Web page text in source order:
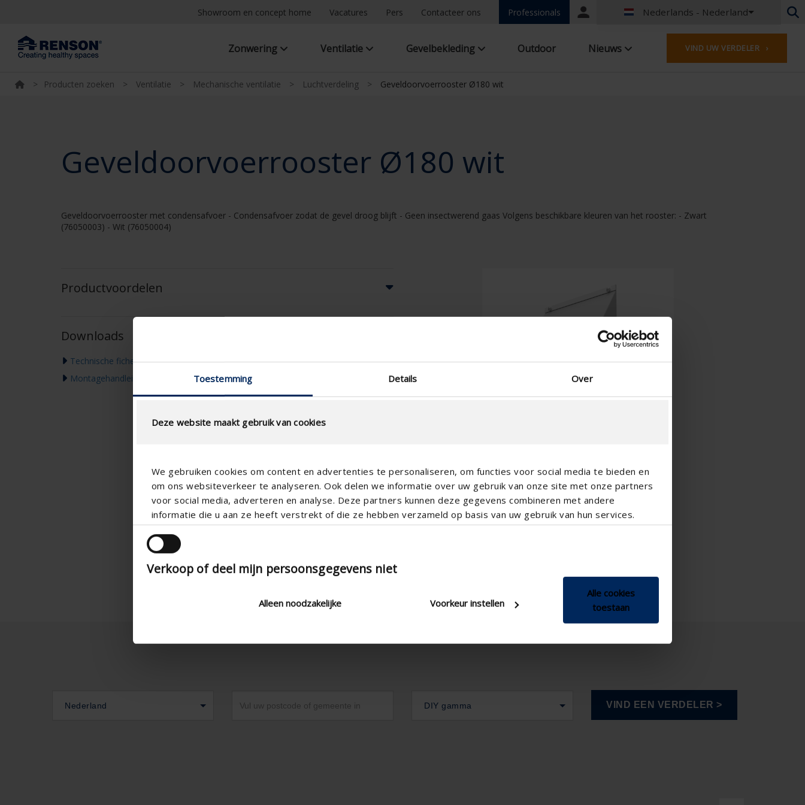
Toestemming Details Over
Deze website maakt gebruik van cookies
We gebruiken cookies om content en advertenties te personaliseren, om functies voor social media te bieden en
om ons websiteverkeer te analyseren. Ook delen we informatie over uw gebruik van onze site met onze partners
voor social media, adverteren en analyse. Deze partners kunnen deze gegevens combineren met andere
informatie die u aan ze heeft verstrekt of die ze hebben verzameld op basis van uw gebruik van hun services.
Verkoop of deel mijn persoonsgegevens niet
Alleen noodzakelijke Voorkeur instellen
Alle cookies
toestaan
Showroom en concept home Vacatures Pers Contacteer ons Professionals
Portal
Nederlands - Nederland
Nederlands - België
Frans - België
Nederlands - Nederland
Engels - Ierland
Zonwering Ventilatie Gevelbekleding Outdoor Nieuws VIND UW VERDELER ›
> Producten zoeken > Ventilatie > Mechanische ventilatie > Luchtverdeling > Geveldoorvoerrooster Ø180 wit
Geveldoorvoerrooster Ø180 wit
Geveldoorvoerrooster met condensafvoer - Condensafvoer zodat de gevel droog blijft - Geen insectwerend gaas Volgens beschikbare kleuren van het rooster: - Zwart
(76050003) - Wit (76050004)
Productvoordelen
Downloads
Technische fiche
Montagehandleiding
Nederland DIY gamma